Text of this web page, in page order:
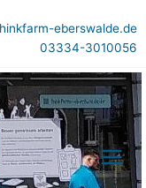
eberswalde.de
03334-3010056